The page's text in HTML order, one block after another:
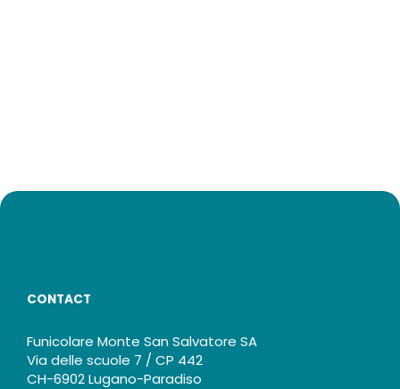
CONTACT
Funicolare Monte San Salvatore SA
Via delle scuole 7 / CP 442
CH-6902 Lugano-Paradiso